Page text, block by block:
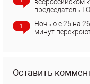
председатель
1
Ночью с 25 на
минут
Оставить